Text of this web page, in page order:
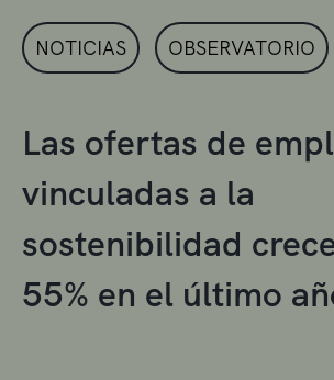
NOTICIAS OBSERVATORIO
Las ofertas de
vinculadas a la
sostenibilidad
55% en el último